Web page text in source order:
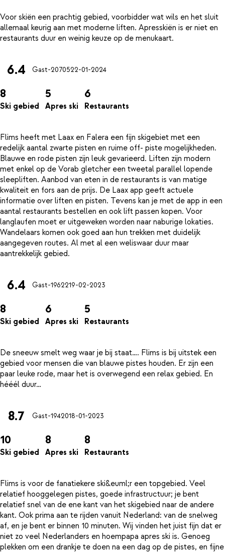
Voor skiën een prachtig gebied, voorbidder wat wils en het sluit
allemaal keurig aan met moderne liften. Apresskiën is er niet en
6.4 Gast-2070522-01-2024
8
Ski gebied
5
Apres ski
6
Restaurants
Flims heeft met Laax en Falera een fijn skigebiet met een
redelijk aantal zwarte pisten en ruime off- piste mogelijkheden.
Blauwe en rode pisten zijn leuk gevarieerd. Liften zijn modern
met enkel op de Vorab gletcher een tweetal parallel lopende
sleepliften. Aanbod van eten in de restaurants is van matige
kwaliteit en fors aan de prijs. De Laax app geeft actuele
informatie over liften en pisten. Tevens kan je met de app in een
aantal restaurants bestellen en ook lift passen kopen. Voor
langlaufen moet er uitgeweken worden naar naburige lokaties.
Wandelaars komen ook goed aan hun trekken met duidelijk
aangegeven routes. Al met al een weliswaar duur maar
6.4 Gast-1962219-02-2023
8
Ski gebied
6
Apres ski
5
Restaurants
De sneeuw smelt weg waar je bij staat…. Flims is bij uitstek een
gebied voor mensen die van blauwe pistes houden. Er zijn een
paar leuke rode, maar het is overwegend een relax gebied. En
8.7 Gast-1942018-01-2023
10
Ski gebied
8
Apres ski
8
Restaurants
Flims is voor de fanatiekere ski&euml;r een topgebied. Veel
relatief hooggelegen pistes, goede infrastructuur; je bent
relatief snel van de ene kant van het skigebied naar de andere
kant. Ook prima aan te rijden vanuit Nederland: van de snelweg
af, en je bent er binnen 10 minuten. Wij vinden het juist fijn dat er
niet zo veel Nederlanders en hoempapa apres ski is. Genoeg
plekken om een drankje te doen na een dag op de pistes, en fijne